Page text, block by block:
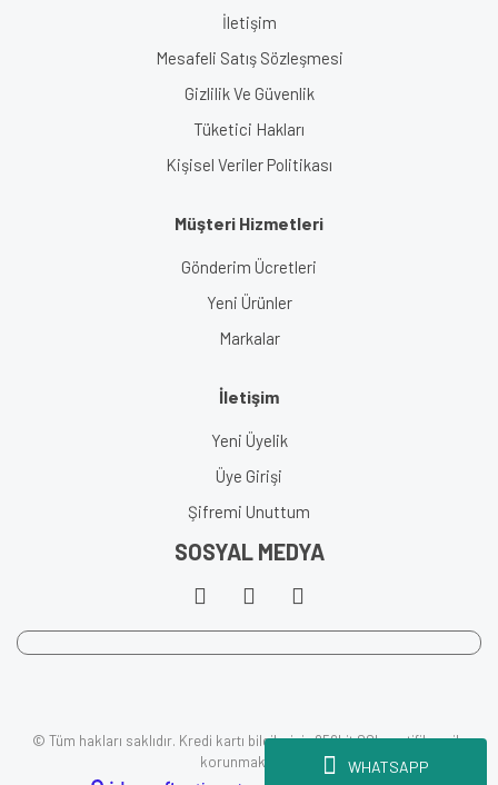
WHATSAPP
İletişim
Mesafeli Satış Sözleşmesi
Gizlilik Ve Güvenlik
Tüketici Hakları
Kişisel Veriler Politikası
Müşteri Hizmetleri
Gönderim Ücretleri
Yeni Ürünler
Markalar
İletişim
Yeni Üyelik
Üye Girişi
Şifremi Unuttum
SOSYAL MEDYA
© Tüm hakları saklıdır. Kredi kartı bilgileriniz 256bit SSL sertifikası ile
korunmaktadır.